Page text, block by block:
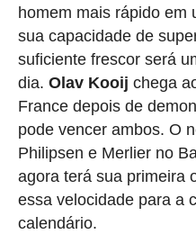
homem mais rápido em
sua capacidade de
suficiente frescor será
dia. Olav Kooij chega
France depois de
pode vencer ambos. O
Philipsen e Merlier no
agora terá sua primeira
essa velocidade para a
calendário.